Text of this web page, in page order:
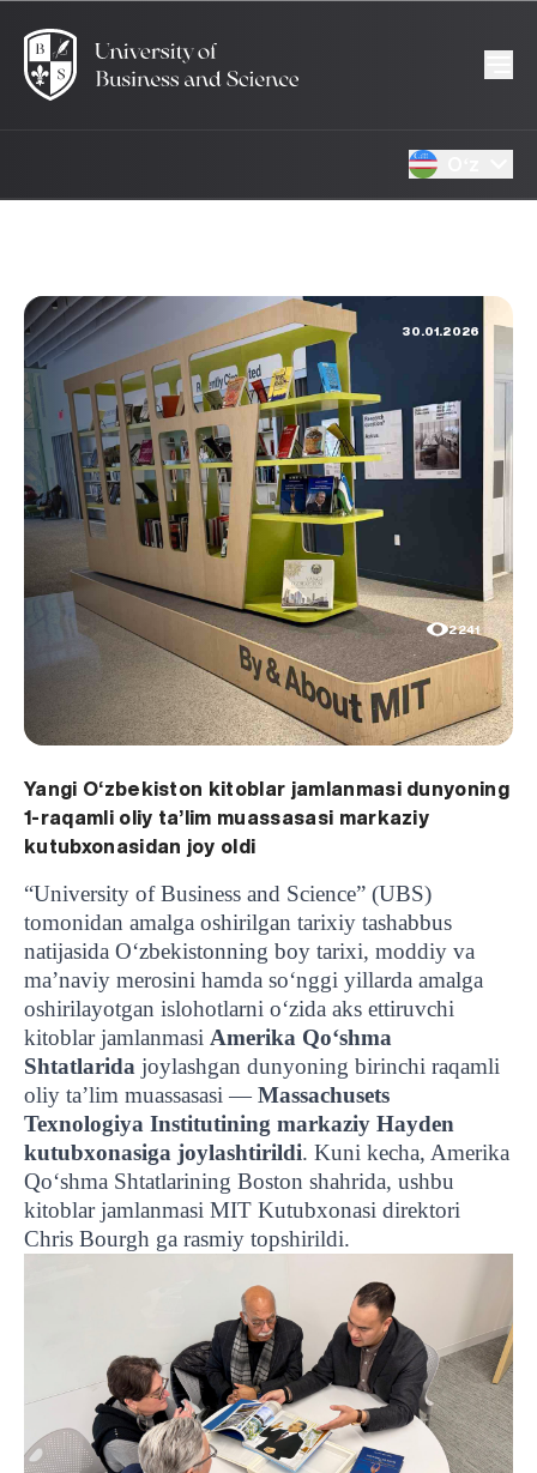
30.01.2026
2241
Yangi O‘zbekiston kitoblar jamlanmasi dunyoning
1-raqamli oliy ta’lim muassasasi markaziy
kutubxonasidan joy oldi
“University of Business and Science” (UBS)
tomonidan amalga oshirilgan tarixiy tashabbus
natijasida O‘zbekistonning boy tarixi, moddiy va
ma’naviy merosini hamda so‘nggi yillarda amalga
oshirilayotgan islohotlarni o‘zida aks ettiruvchi
kitoblar jamlanmasi Amerika Qo‘shma
Shtatlarida joylashgan dunyoning birinchi raqamli
oliy ta’lim muassasasi —Massachusets
Texnologiya Institutining markaziy Hayden
kutubxonasiga joylashtirildi. Kuni kecha, Amerika
Qo‘shma Shtatlarining Boston shahrida, ushbu
kitoblar jamlanmasi MIT Kutubxonasi direktori
Chris Bourgh ga rasmiy topshirildi.